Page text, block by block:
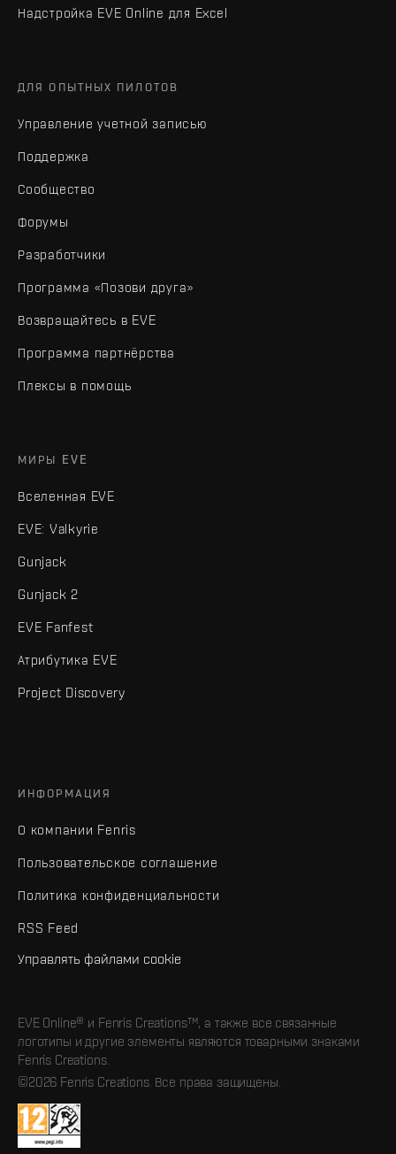
Надстройка EVE Online для Excel
ДЛЯ ОПЫТНЫХ ПИЛОТОВ
Управление учетной записью
Поддержка
Сообщество
Форумы
Разработчики
Программа «Позови друга»
Возвращайтесь в EVE
Программа партнёрства
Плексы в помощь
МИРЫ EVE
Вселенная EVE
EVE: Valkyrie
Gunjack
Gunjack 2
EVE Fanfest
Атрибутика EVE
Project Discovery
ИНФОРМАЦИЯ
О компании Fenris
Пользовательское соглашение
Политика конфиденциальности
RSS Feed
Управлять файлами cookie
EVE Online® и Fenris Creations™, а также все связанные
логотипы и другие элементы являются товарными знаками
Fenris Creations.
©2026 Fenris Creations. Все права защищены.